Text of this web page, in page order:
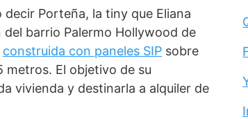
Porteña, la tiny que Eliana
barrio Palermo Hollywood de
construida con paneles SIP sobre
metros. El objetivo de su
vivienda y destinarla a alquiler de